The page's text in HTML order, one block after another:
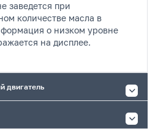
заведется при
количестве масла в
о низком уровне
на дисплее.
двигатель